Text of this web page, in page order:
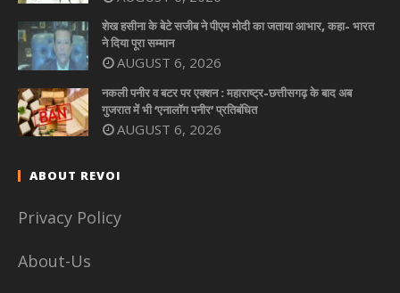
शेख हसीना के बेटे सजीब ने पीएम मोदी का जताया आभार, कहा- भारत
ने दिया पूरा सम्मान
AUGUST 6, 2026
नकली पनीर व बटर पर एक्शन : महाराष्ट्र-छत्तीसगढ़ के बाद अब
गुजरात में भी ‘एनालॉग पनीर’ प्रतिबंधित
AUGUST 6, 2026
ABOUT REVOI
Privacy Policy
About-Us